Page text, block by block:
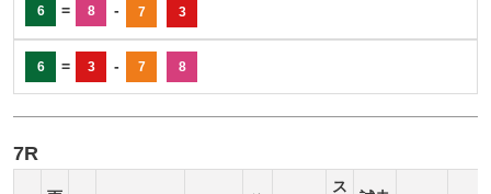
6 = 8 - 7 3
6 = 3 - 7 8
7R
ス